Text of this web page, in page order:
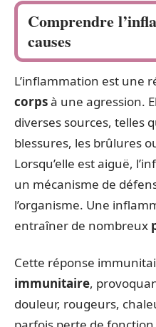
Comprendre
causes
L’inflammation est une
corpsà une agression.
diverses sources, telles
blessures, les brûlures
Lorsqu’elle est aiguë,
un mécanisme de
l’organisme. Une
entraîner de nombreux
Cette réponse
immunitaire,
douleur, rougeurs,